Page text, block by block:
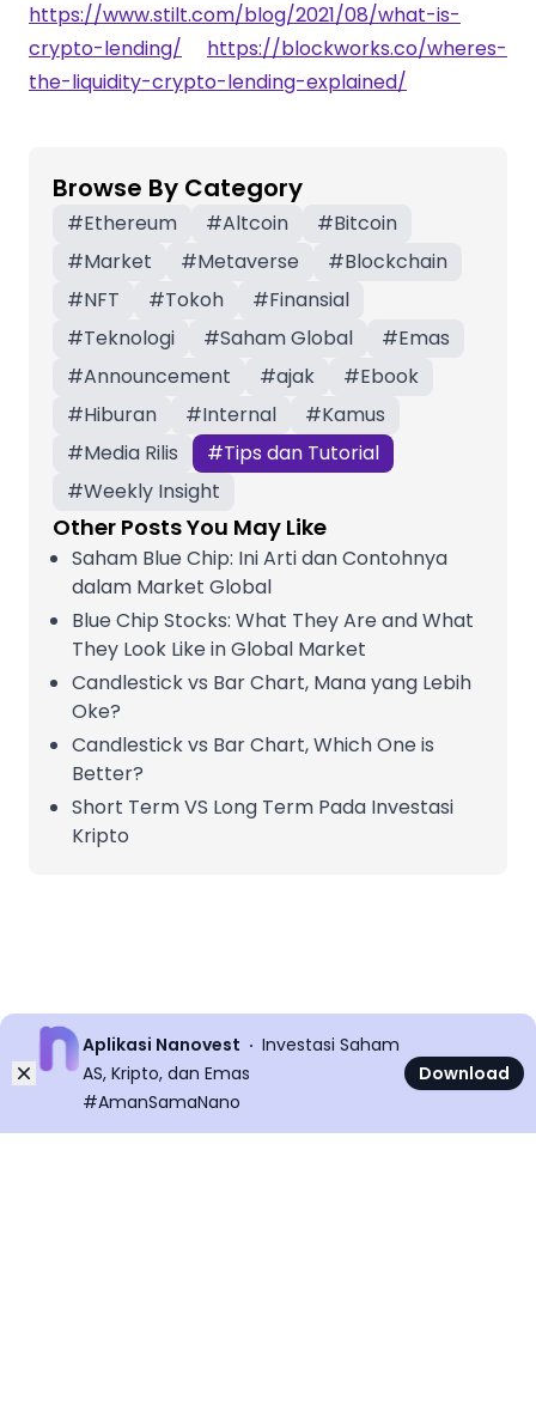
https://www.stilt.com/blog/2021/08/what-is-
crypto-lending/
https://blockworks.co/wheres-
the-liquidity-crypto-lending-explained/
Browse By Category
#Ethereum #Altcoin #Bitcoin
#Market #Metaverse #Blockchain
#NFT #Tokoh #Finansial
#Teknologi #Saham Global #Emas
#Announcement #ajak #Ebook
#Hiburan #Internal #Kamus
#Media Rilis #Tips dan Tutorial
#Weekly Insight
Other Posts You May Like
Saham Blue Chip: Ini Arti dan Contohnya
dalam Market Global
Blue Chip Stocks: What They Are and What
They Look Like in Global Market
Candlestick vs Bar Chart, Mana yang Lebih
Oke?
Candlestick vs Bar Chart, Which One is
Better?
Short Term VS Long Term Pada Investasi
Kripto
Dismiss
Aplikasi Nanovest
Investasi Saham
AS, Kripto, dan Emas
#AmanSamaNano
Download